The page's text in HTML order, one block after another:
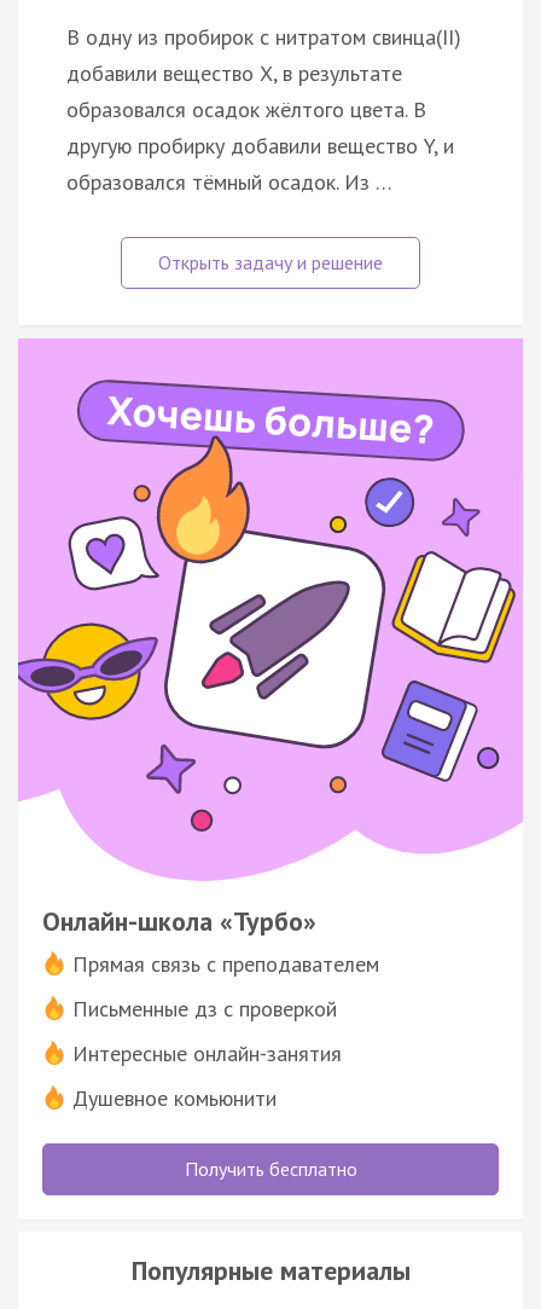
В одну из пробирок с нитратом свинца(II)
добавили вещество X, в результате
образовался осадок жёлтого цвета. В
другую пробирку добавили вещество Y, и
образовался тёмный осадок. Из …
Онлайн-школа «Турбо»
Прямая связь с преподавателем
Письменные дз с проверкой
Интересные онлайн-занятия
Душевное комьюнити
Получить бесплатно
Популярные материалы